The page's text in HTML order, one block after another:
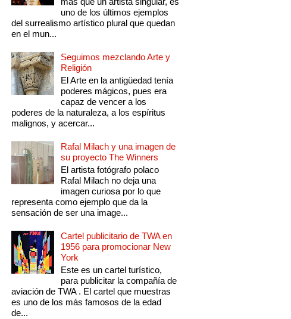
uno de los últimos ejemplos
del surrealismo artístico plural que quedan
en el mun...
Seguimos mezclando Arte y
Religión
El Arte en la antigüedad tenía
poderes mágicos, pues era
capaz de vencer a los
poderes de la naturaleza, a los espíritus
malignos, y acercar...
Rafal Milach y una imagen de
su proyecto The Winners
El artista fotógrafo polaco
Rafal Milach no deja una
imagen curiosa por lo que
representa como ejemplo que da la
sensación de ser una image...
Cartel publicitario de TWA en
1956 para promocionar New
York
Este es un cartel turístico,
para publicitar la compañía de
aviación de TWA . El cartel que muestras
es uno de los más famosos de la edad
de...